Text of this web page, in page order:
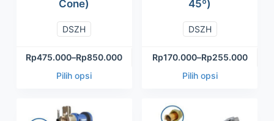
Cone)
Rp475.000–Rp850.000
Pilih opsi
DSZH
45º)
Rp170.000–Rp255.000
Pilih opsi
DSZH